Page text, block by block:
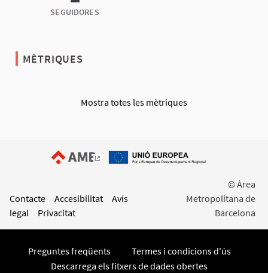
SEGUIDORES
MÈTRIQUES
Mostra totes les mètriques
(Enllaç extern)
Contacte Accesibilitat
Avís
legal
Privacitat
© Àrea
Metropolitana de
Barcelona
Preguntes freqüents
Termes i condicions d'ús
Descarrega els fitxers de dades obertes